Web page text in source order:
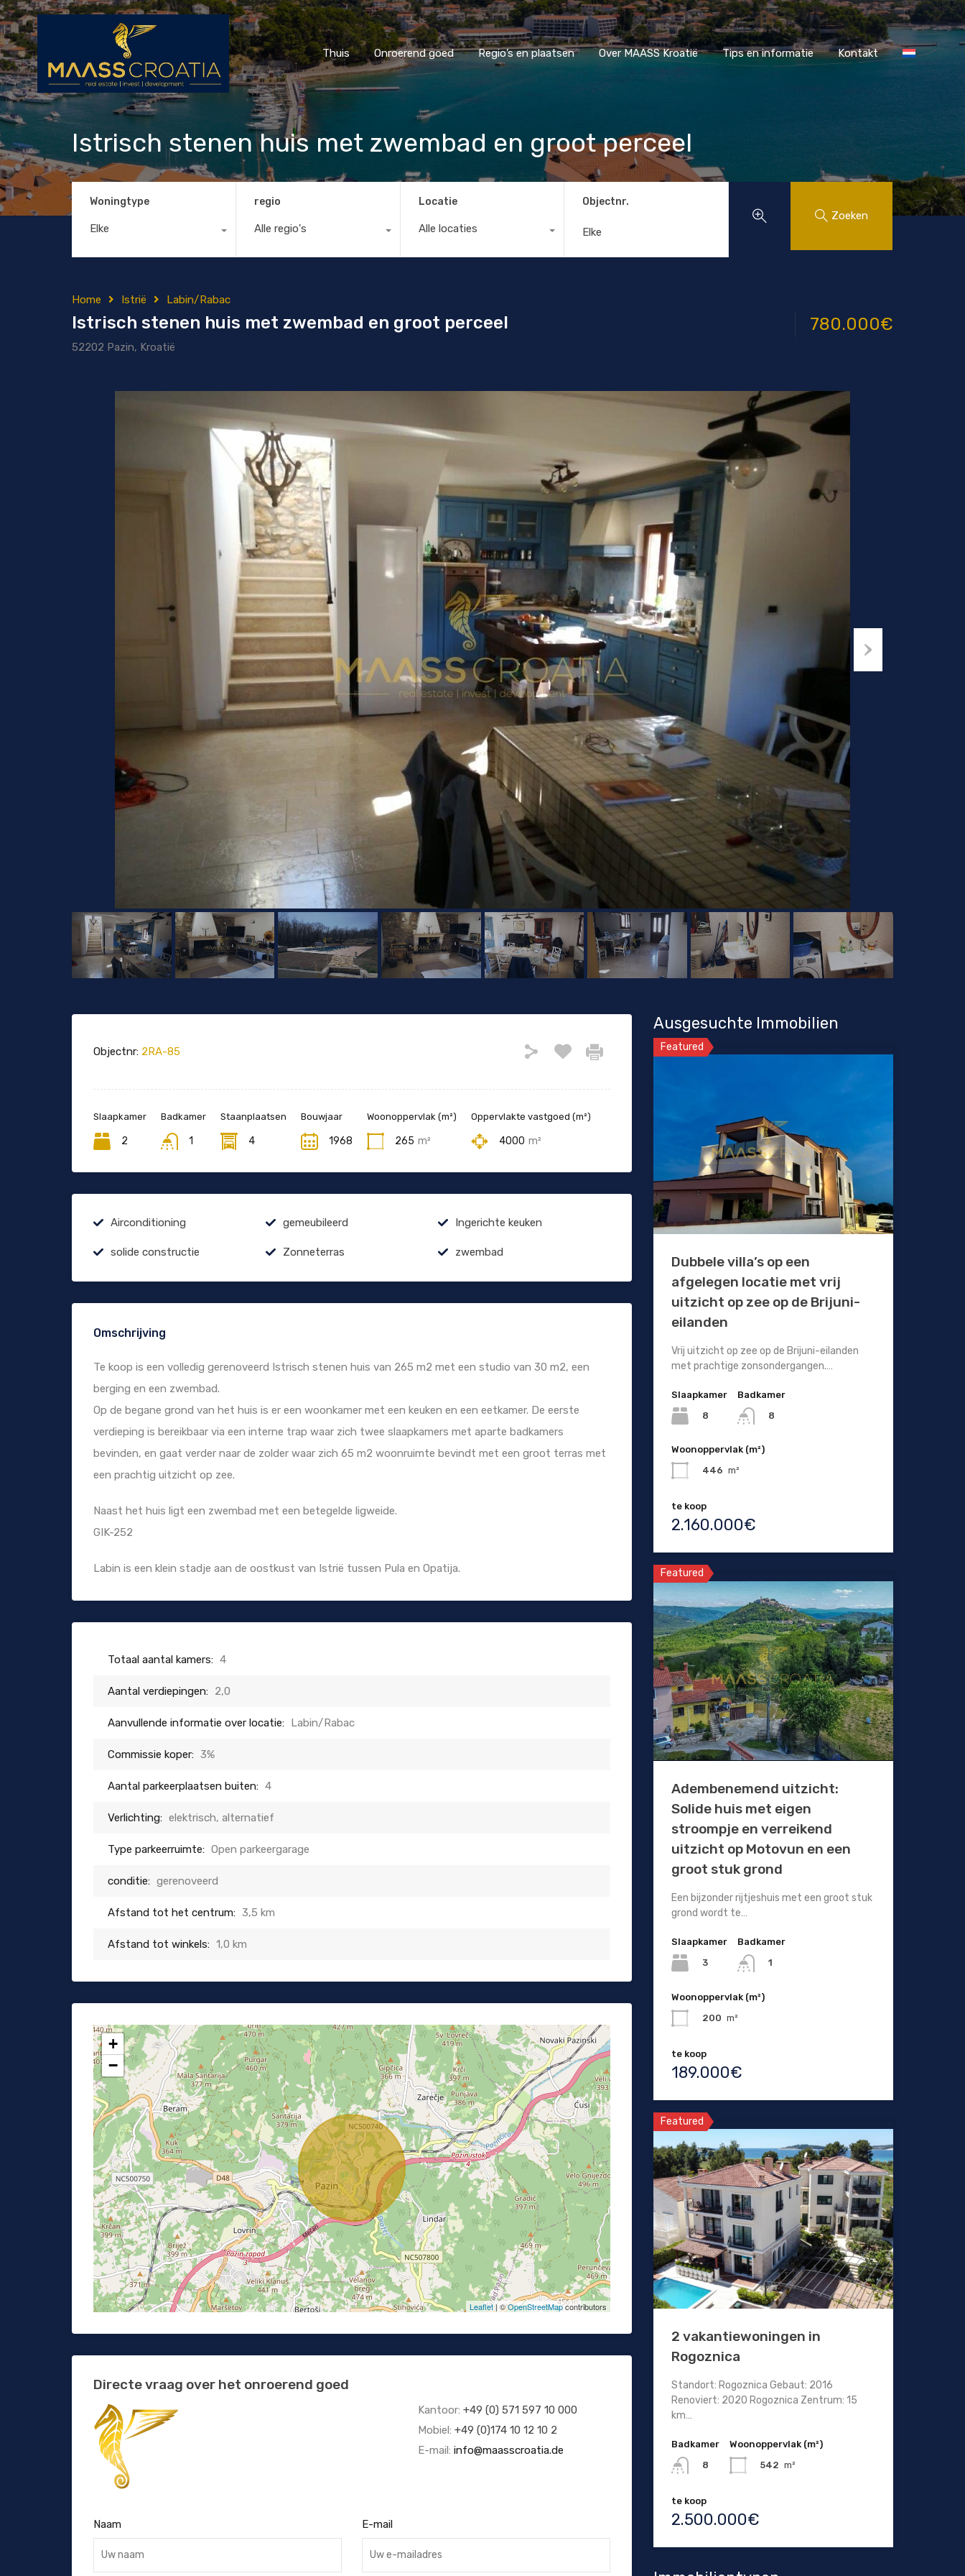
Thuis Onroerend goed Regio’s en plaatsen Over MAASS Kroatië Tips en informatie Kontakt
Thuis Onroerend goed Regio’s en plaatsen Over MAASS Kroatië Tips en informatie Kontakt
Istrisch stenen huis met zwembad en groot perceel
Woningtype
Elke
regio
Alle regio's
Locatie
Alle locaties
Objectnr.
Zoeken
Home Istrië Labin/Rabac
Istrisch stenen huis met zwembad en groot perceel
52202 Pazin, Kroatië
780.000€
Objectnr: 2RA-85
Slaapkamer
2
Badkamer
1
Staanplaatsen
4
Bouwjaar
1968
Woonoppervlak (m²)
265 m²
Oppervlakte vastgoed (m²)
4000 m²
Airconditioning gemeubileerd Ingerichte keuken
solide constructie Zonneterras zwembad
Omschrijving
Te koop is een volledig gerenoveerd Istrisch stenen huis van 265 m2 met een studio van 30 m2, een
berging en een zwembad.
Op de begane grond van het huis is er een woonkamer met een keuken en een eetkamer. De eerste
verdieping is bereikbaar via een interne trap waar zich twee slaapkamers met aparte badkamers
bevinden, en gaat verder naar de zolder waar zich 65 m2 woonruimte bevindt met een groot terras met
een prachtig uitzicht op zee.
Naast het huis ligt een zwembad met een betegelde ligweide.
GIK-252
Labin is een klein stadje aan de oostkust van Istrië tussen Pula en Opatija.
Totaal aantal kamers: 4
Aantal verdiepingen: 2,0
Aanvullende informatie over locatie: Labin/Rabac
Commissie koper: 3%
Aantal parkeerplaatsen buiten: 4
Verlichting: elektrisch, alternatief
Type parkeerruimte: Open parkeergarage
conditie: gerenoveerd
Afstand tot het centrum: 3,5 km
Afstand tot winkels: 1,0 km
+
−
Leaflet| ©OpenStreetMapcontributors
Directe vraag over het onroerend goed
Kantoor: +49 (0) 571 597 10 000
Mobiel: +49 (0)174 10 12 10 2
E-mail: info@maasscroatia.de
Naam E-mail
Ausgesuchte Immobilien
Featured
Dubbele villa’s op een
afgelegen locatie met vrij
uitzicht op zee op de Brijuni-
eilanden
Vrij uitzicht op zee op de Brijuni-eilanden
met prachtige zonsondergangen.…
Slaapkamer
8
Badkamer
8
Woonoppervlak (m²)
446 m²
te koop
2.160.000€
Featured
Adembenemend uitzicht:
Solide huis met eigen
stroompje en verreikend
uitzicht op Motovun en een
groot stuk grond
Een bijzonder rijtjeshuis met een groot stuk
grond wordt te…
Slaapkamer
3
Badkamer
1
Woonoppervlak (m²)
200 m²
te koop
189.000€
Featured
2 vakantiewoningen in
Rogoznica
Standort: Rogoznica Gebaut: 2016
Renoviert: 2020 Rogoznica Zentrum: 15
km…
Badkamer
8
Woonoppervlak (m²)
542 m²
te koop
2.500.000€